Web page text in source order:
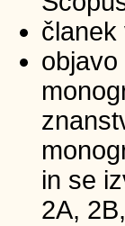
članek
in se
2A,